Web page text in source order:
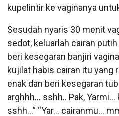
kupelintir ke vaginanya
Sesudah nyaris 30 menit
sedot, keluarlah cairan
beri kesegaran banjiri
kujilat habis cairan itu yang
enak dan beri kesegaran
arghhh… sshh.. Pak, Yarmi…
sshh…” “Yar… cairanmu…